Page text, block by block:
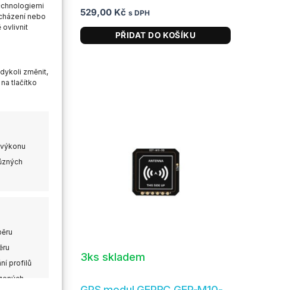
nebo
ovlivnit
změnit,
tlačítko
profilů
529,00 Kč s DPH
PŘIDAT DO KOŠÍKU
3ks skladem